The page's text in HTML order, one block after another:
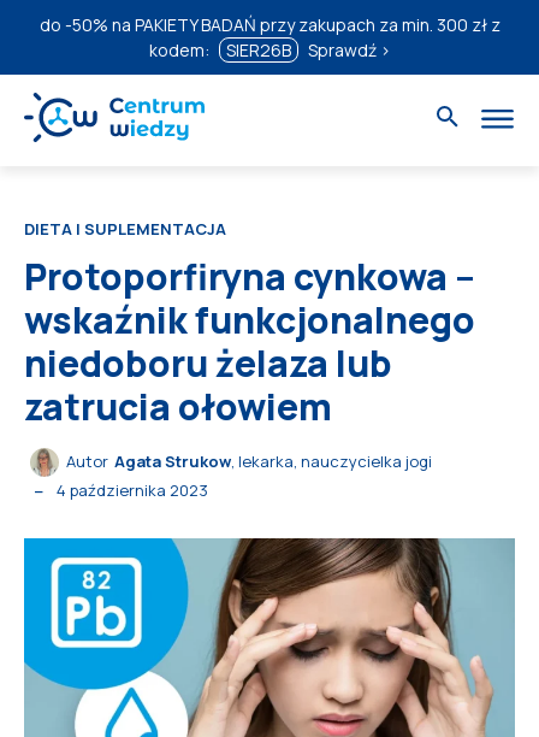
do -50% na PAKIETY BADAŃ przy zakupach za min. 300 zł z
kodem:
SIER26B Sprawdź ›
DIETA I SUPLEMENTACJA
Protoporfiryna cynkowa –
wskaźnik funkcjonalnego
niedoboru żelaza lub
zatrucia ołowiem
Autor Agata Strukow, lekarka, nauczycielka jogi
4 października 2023